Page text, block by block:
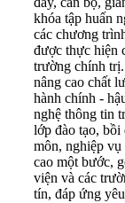
khóa tập huấn
các chương
được thực hiện
trường chính
nâng cao chất
hành chính -
nghệ thông tin
lớp đào tạo,
môn, nghiệp
cao một bước,
viện và các
tín, đáp ứng